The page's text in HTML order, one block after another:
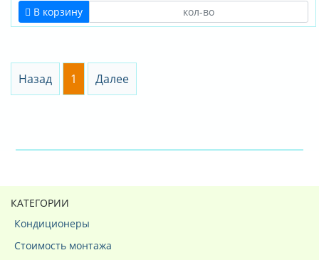
В корзину
Назад 1 Далее
КАТЕГОРИИ
Кондиционеры
Стоимость монтажа